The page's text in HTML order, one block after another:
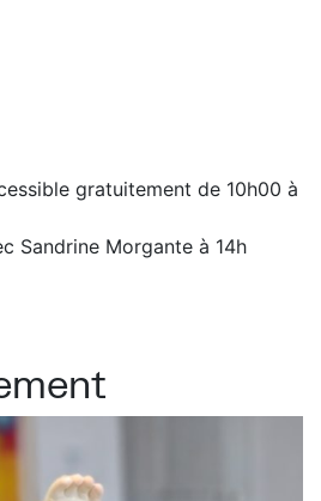
gratuitement de 10h00 à
Sandrine Morgante à 14h